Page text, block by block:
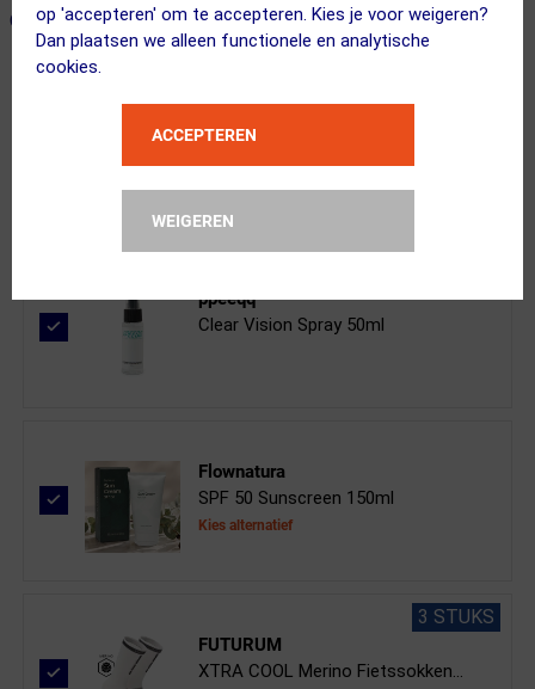
op 'accepteren' om te accepteren. Kies je voor weigeren?
Dan plaatsen we alleen functionele en analytische
cookies.
ACCEPTEREN
WEIGEREN
← Terug naar productnavigatie
ONZE AANBEVOLEN COMBINATIE
Scicon
Aeroshade Kunken Sport Zonnebril Zw...
ppeeqq
Clear Vision Spray 50ml
Flownatura
SPF 50 Sunscreen 150ml
Kies alternatief
3 STUKS
FUTURUM
XTRA COOL Merino Fietssokken...